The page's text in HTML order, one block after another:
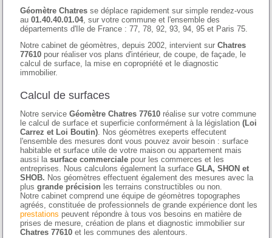
Géomètre Chatres se déplace rapidement sur simple rendez-vous
au01.40.40.01.04, sur votre commune et l'ensemble des
départements d'Ile de France : 77, 78, 92, 93, 94, 95 et Paris 75.
Notre cabinet de géomètres, depuis 2002, intervient surChatres
77610 pour réaliser vos plans d'intérieur, de coupe, de façade, le
calcul de surface, la mise en copropriété et le diagnostic
immobilier.
Calcul de surfaces
Notre serviceGéomètre Chatres 77610 réalise sur votre commune
le calcul de surface et superficie conformément à la législation(Loi
Carrez et Loi Boutin). Nos géomètres exeperts effecutent
l'ensemble des mesures dont vous pouvez avoir besoin : surface
habitable et surface utile de votre maison ou appartement mais
aussi lasurface commerciale pour les commerces et les
entreprises. Nous calculons également la surfaceGLA, SHON et
SHOB. Nos géomètres effectuent également des mesures avec la
plusgrande précision les terrains constructibles ou non.
Notre cabinet comprend une équipe de géomètres topographes
agréés, constituée de professionnels de grande expérience dont les
prestations peuvent répondre à tous vos besoins en matière de
prises de mesure, création de plans et diagnostic immobilier sur
Chatres 77610 et les communes des alentours.